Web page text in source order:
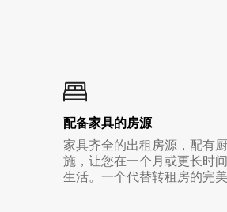
配备家具的房源
家具齐全的出租房源，配有
施，让您在一个月或更长时
生活。一个代替转租房的完美